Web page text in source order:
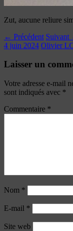
Zut, aucune reliure
← Précédent Suivant
4 juin 2024 Olivier
Laisser un
Votre adresse e-mail
sont indiqués avec *
Commentaire *
Nom *
E-mail *
Site web